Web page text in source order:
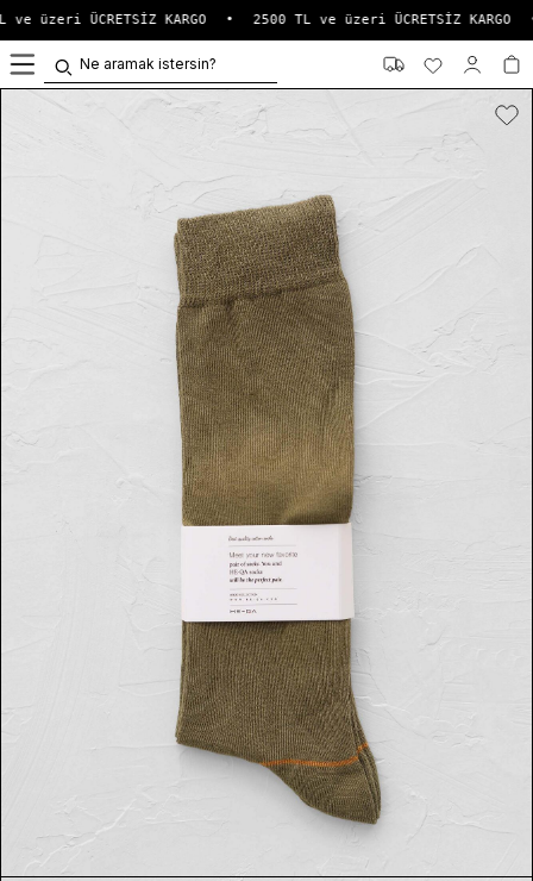
ve üzeri ÜCRETSİZ KARGO • 2500 TL ve üzeri ÜCRETSİZ KARGO •